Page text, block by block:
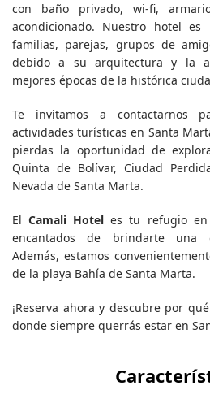
con baño privado, wi-fi,
acondicionado. Nuestro hotel
familias, parejas, grupos de
debido a su arquitectura y la
mejores épocas de la histórica
Te invitamos a contactarnos
actividades turísticas en Santa
pierdas la oportunidad de
Quinta de Bolívar, Ciudad
Nevada de Santa Marta.
ElCamali Hotel es tu refugio en
encantados de brindarte una
Además, estamos
de la playa Bahía de Santa Marta.
¡Reserva ahora y descubre por qué
donde siempre querrás estar en